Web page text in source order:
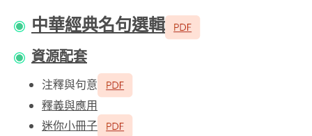
中華經典名句選輯
資源配套
注釋與句意
釋義與應用
迷你小冊子